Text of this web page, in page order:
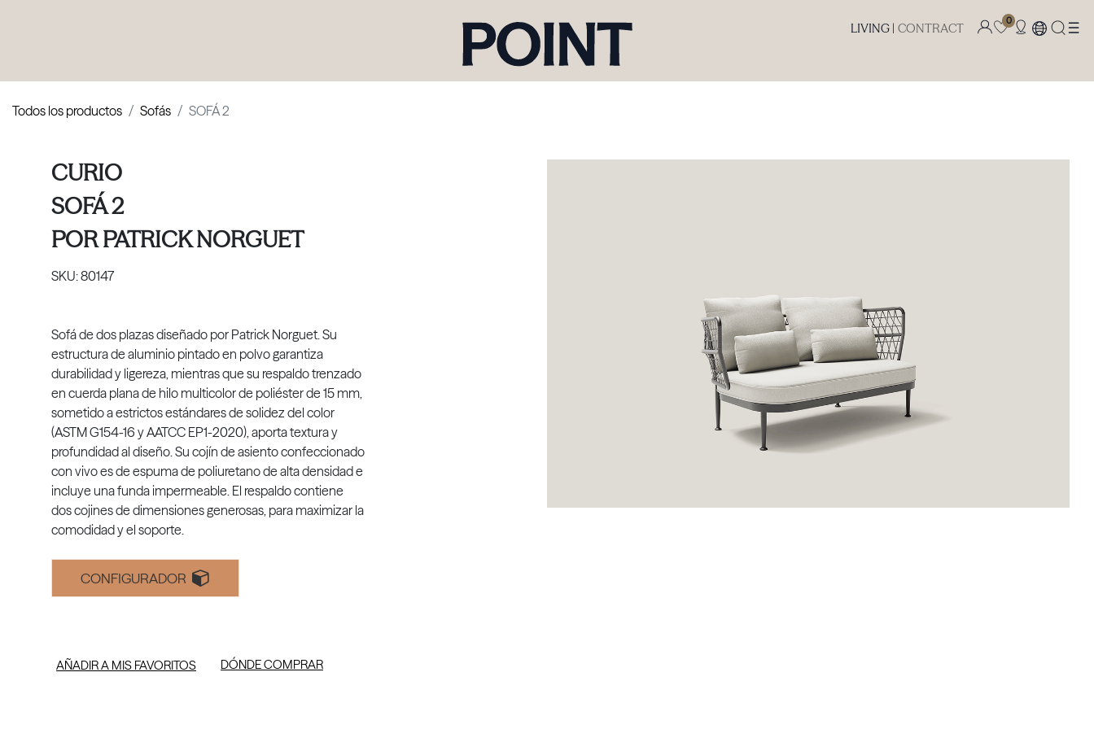
LIVING | CONTRACT
0
Todos los productos Sofás SOFÁ 2
CURIO
SOFÁ 2
PORPATRICK NORGUET
SKU:80147
Sofá de dos plazas diseñado por Patrick Norguet. Su
estructura de aluminio pintado en polvo garantiza
durabilidad y ligereza, mientras que su respaldo trenzado
en cuerda plana de hilo multicolor de poliéster de 15 mm,
sometido a estrictos estándares de solidez del color
(ASTM G154-16 y AATCC EP1-2020), aporta textura y
profundidad al diseño. Su cojín de asiento confeccionado
con vivo es de espuma de poliuretano de alta densidad e
incluye una funda impermeable. El respaldo contiene
dos cojines de dimensiones generosas, para maximizar la
comodidad y el soporte.
CONFIGURADOR
AÑADIR A MIS FAVORITOS DÓNDE COMPRAR